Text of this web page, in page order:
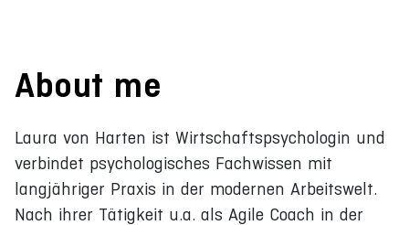
About me
Laura von Harten ist Wirtschaftspsychologin und
verbindet psychologisches Fachwissen mit
langjähriger Praxis in der modernen Arbeitswelt.
Nach ihrer Tätigkeit u.a. als Agile Coach in der